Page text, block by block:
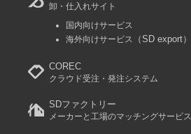
卸・仕入れサイト
国内向けサービス
海外向けサービス
（SD export）
COREC
クラウド受注・発注システム
SDファクトリー
メーカーと工場のマッチングサービス